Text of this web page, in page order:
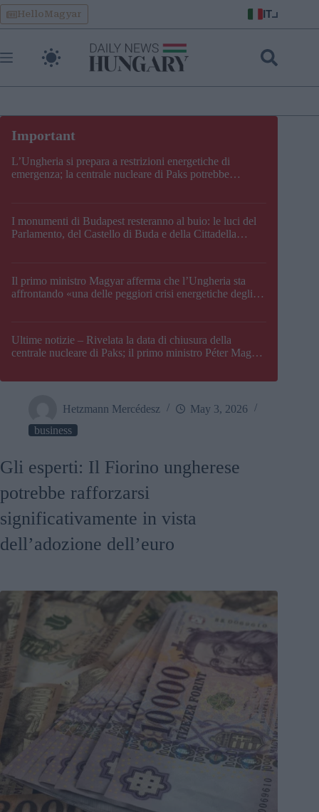
Skip
to
content
HelloMagyar IT
L’Ungheria si prepara a restrizioni energetiche di
emergenza; la centrale nucleare di Paks potrebbe
I monumenti di Budapest resteranno al buio: le luci del
Parlamento, del Castello di Buda e della Cittadella
Il primo ministro Magyar afferma che l’Ungheria sta
affrontando «una delle peggiori crisi energetiche degli
Ultime notizie – Rivelata la data di chiusura della
centrale nucleare di Paks; il primo ministro Péter Magyar
Hetzmann Mercédesz
May 3, 2026
business
Gli esperti: Il Fiorino ungherese
potrebbe rafforzarsi
significativamente in vista
dell’adozione dell’euro